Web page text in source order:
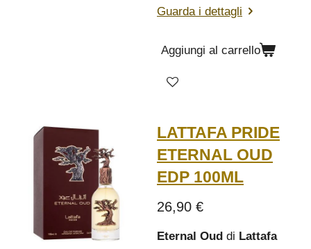
Guarda i dettagli
Aggiungi al carrello
LATTAFA PRIDE
ETERNAL OUD
EDP 100ML
26,90 €
Eternal Oud di Lattafa